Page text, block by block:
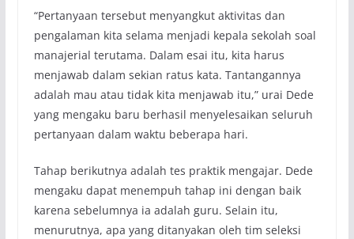
“Pertanyaan tersebut menyangkut aktivitas dan
pengalaman kita selama menjadi kepala sekolah soal
manajerial terutama. Dalam esai itu, kita harus
menjawab dalam sekian ratus kata. Tantangannya
adalah mau atau tidak kita menjawab itu,” urai Dede
yang mengaku baru berhasil menyelesaikan seluruh
pertanyaan dalam waktu beberapa hari.
Tahap berikutnya adalah tes praktik mengajar. Dede
mengaku dapat menempuh tahap ini dengan baik
karena sebelumnya ia adalah guru. Selain itu,
menurutnya, apa yang ditanyakan oleh tim seleksi